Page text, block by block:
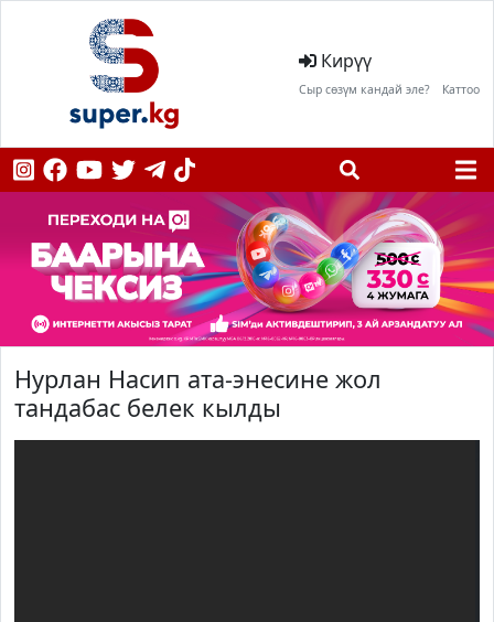
Кирүү
Сыр сөзүм кандай эле? Каттоо
Нурлан Насип ата-энесине жол
тандабас белек кылды